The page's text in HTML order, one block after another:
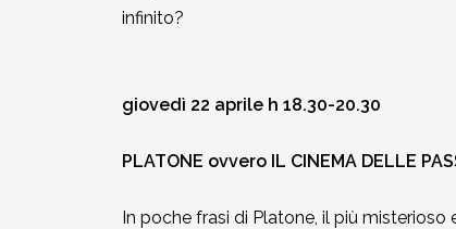
infinito?
giovedì 22 aprile h 18.30-20.30
PLATONE ovvero IL CINEMA DELLE
In poche frasi di Platone, il più